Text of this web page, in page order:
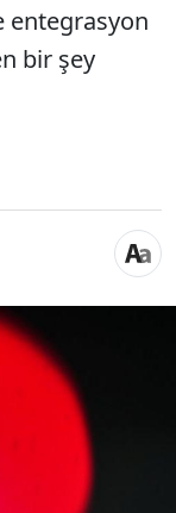
entegrasyon
bir şey
imzaladığı
yılında
"Birinin
entegrasyon 7
bir şey